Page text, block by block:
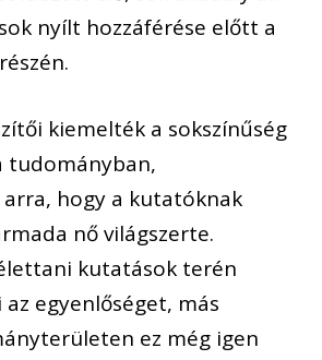
nyílt hozzáférése előtt a
kiemelték a sokszínűség
tudományban,
hogy a kutatóknak
nő világszerte.
kutatások terén
egyenlőséget, más
ez még igen